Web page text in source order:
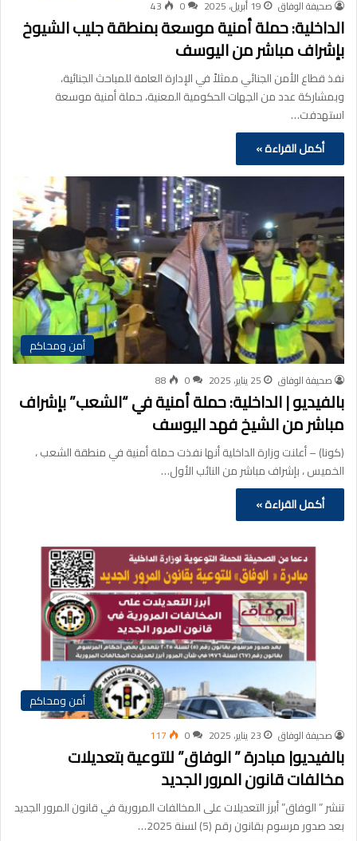
صحيفة الوفاق 19 أبريل، 2025 0
43
الداخلية: حملة أمنية موسعة بمنطقة جليب الشيوخ
بإشراف مباشر من اليوسف
نفذ قطاع الأمن الجنائي ممثلاً في الإدارة العامة للمباحث الجنائية،
وبمشاركة عدد من الجهات الحكومية المعنية، حملة أمنية موسعة
استهدفت…
أكمل القراءة »
أمن ومحاكم
صحيفة الوفاق 25 يناير، 2025 0
88
بالفيديو | الداخلية: حملة أمنية في “الشعب” بإشراف
مباشر من الشيخ فهد اليوسف
(كونا) – أعلنت وزارة الداخلية أنها نفذت حملة أمنية في منطقة الشعب ،
الخميس ، بإشراف مباشر من النائب الأول…
أكمل القراءة »
أمن ومحاكم
صحيفة الوفاق 23 يناير، 2025 0
117
بالفيديو| مبادرة ” الوفاق” للتوعية بتعديلات
مخالفات قانون المرور الجديد
تنشر ” الوفاق” أبرز التعديلات على المخالفات المرورية في قانون المرور الجديد
بعد صدور مرسوم بقانون رقم (5) لسنة 2025…